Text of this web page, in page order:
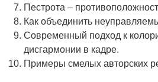
Пестрота –
Как объединить
Современный подход к
дисгармонии в кадре.
Примеры смелых авторских